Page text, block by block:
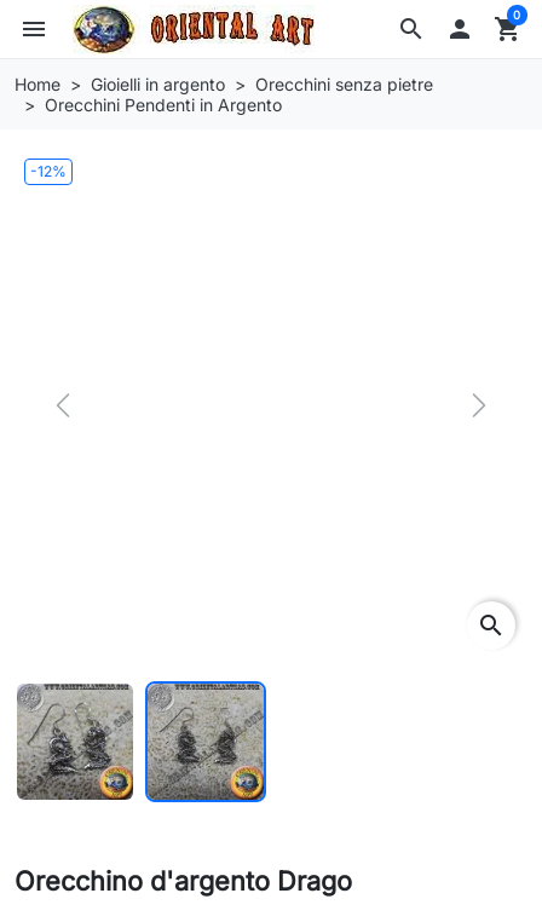
search
menu  shopping_cart
0
Home Gioielli in argento
Orecchini senza pietre
Orecchini Pendenti in Argento
-12%
Previous Next
search
Orecchino d'argento Drago